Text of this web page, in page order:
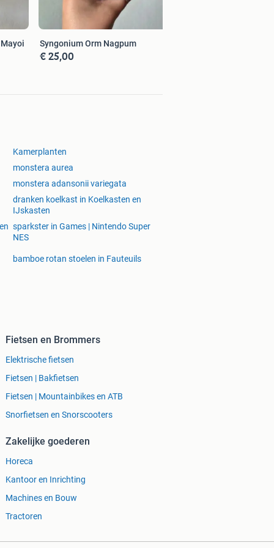
Syngonium Orm Nagpum
€ 25,00
Kamerplanten
monstera aurea
monstera adansonii variegata
dranken koelkast in Koelkasten en
IJskasten
sparkster in Games | Nintendo Super
NES
bamboe rotan stoelen in Fauteuils
Fietsen en Brommers
Elektrische fietsen
Fietsen | Bakfietsen
Fietsen | Mountainbikes en ATB
Snorfietsen en Snorscooters
Zakelijke goederen
Horeca
Kantoor en Inrichting
Machines en Bouw
Tractoren